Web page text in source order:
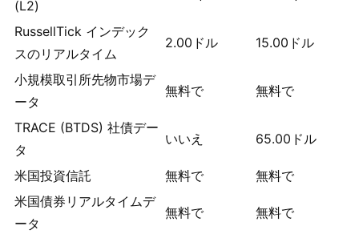
(L2)
RussellTick インデック
スのリアルタイム
2.00 ドル 15.00 ドル
小規模取引所先物市場デ
ータ
無料で 無料で
TRACE (BTDS) 社債デー
タ
いいえ 65.00 ドル
米国投資信託 無料で
無料で
米国債券リアルタイムデ
ータ
無料で 無料で